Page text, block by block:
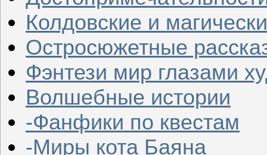
Колдовские и
Остросюжетные
Фэнтези мир глазами
Волшебные истории
-Фанфики по квестам
-Миры кота Баяна